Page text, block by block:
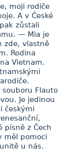
moji rodiče
A v České
zůstali
— Mia je
zde, vlastně
Rodina
Vietnam.
souboru Flauto
Je jedinou
českými
písně z Čech
měl pomoci
u nás.